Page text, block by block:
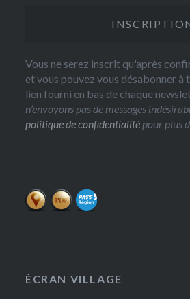
Vous ne serez inscrit qu'après
et vous pouvez vous désabonner
lien fourni en bas de chaque
n’envoyons pas de messages
politique de confidentialité pour plus
ÉCRAN VILLAGE